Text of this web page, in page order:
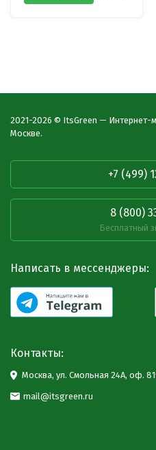
2021-2026 © ItsGreen — Интернет-
Москве.
+7 (499)
8 (800)
Бесплатный
Написать в мессенджеры:
Контакты:
Москва, ул. Смольная 24А, оф.
mail@itsgreen.ru